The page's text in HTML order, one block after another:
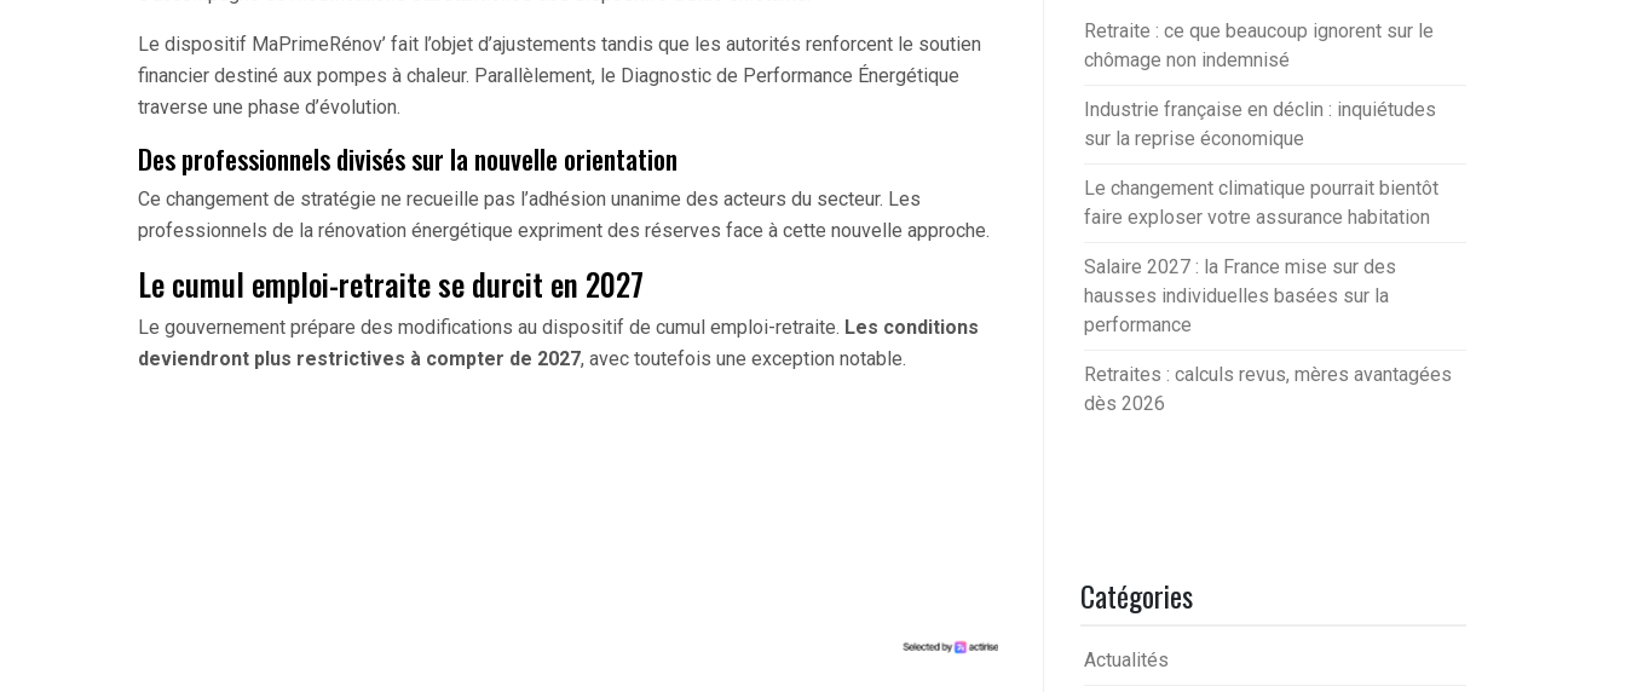
Le dispositif MaPrimeRénov’ fait l’objet d’ajustements tandis que les autorités renforcent le soutien
financier destiné aux pompes à chaleur. Parallèlement, le Diagnostic de Performance Énergétique
traverse une phase d’évolution.
Des professionnels divisés sur la nouvelle orientation
Ce changement de stratégie ne recueille pas l’adhésion unanime des acteurs du secteur. Les
professionnels de la rénovation énergétique expriment des réserves face à cette nouvelle approche.
Le cumul emploi-retraite se durcit en 2027
Le gouvernement prépare des modifications au dispositif de cumul emploi-retraite. Les conditions
deviendront plus restrictives à compter de 2027, avec toutefois une exception notable.
Retraite : ce que beaucoup ignorent sur le
chômage non indemnisé
Industrie française en déclin : inquiétudes
sur la reprise économique
Le changement climatique pourrait bientôt
faire exploser votre assurance habitation
Salaire 2027 : la France mise sur des
hausses individuelles basées sur la
performance
Retraites : calculs revus, mères avantagées
dès 2026
Catégories
Actualités